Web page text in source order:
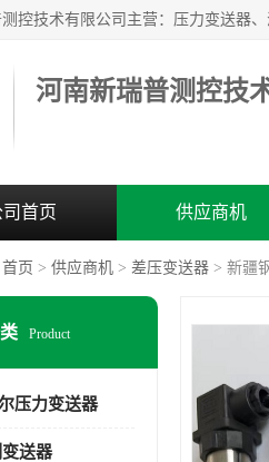
河南新瑞普测控技
司首页 供应商机
首页 > 供应商机 > 差压变送器 > 新疆
Product
压力变送器
送器